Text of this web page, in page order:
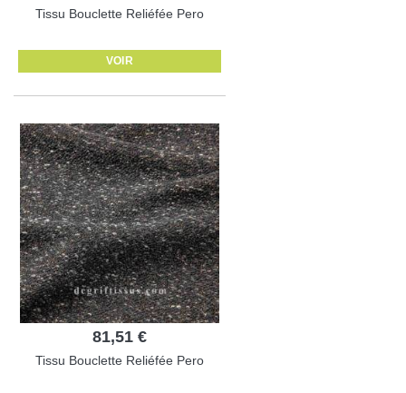
Tissu Bouclette Reliéfée Pero
VOIR
81,51 €
Tissu Bouclette Reliéfée Pero